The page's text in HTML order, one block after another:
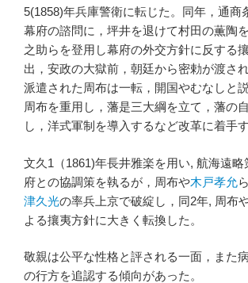
5(1858)年兵庫警衛に転じた。同年，通商
幕府の諮問に，坪井を退けて村田の薫陶
之助らを登用し幕府の外交方針に反する
出，安政の大獄前，朝廷から密勅が渡さ
派遣された周布は一転，開国やむなしと
周布を重用し，藩是三大綱を立て，藩の
し，洋式軍制を導入するなど改革に着手す
文久1（1861)年長井雅楽を用い, 航海遠略
府との協調策を執るが，周布や木戸孝允
津久光の率兵上京で破綻し，同2年, 周布
よる攘夷方針に大きく転換した。
敬親は公平な性格と評される一面，また
の行方を追認する傾向があった。